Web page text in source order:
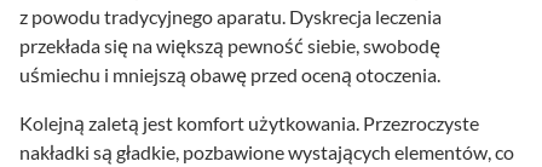
z powodu tradycyjnego aparatu. Dyskrecja leczenia
przekłada się na większą pewność siebie, swobodę
uśmiechu i mniejszą obawę przed oceną otoczenia.
Kolejną zaletą jest komfort użytkowania. Przezroczyste
nakładki są gładkie, pozbawione wystających elementów, co